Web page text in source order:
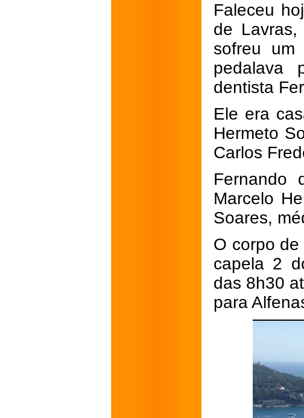
Faleceu
de
sofreu
pedalava
dentista
Ele era
Hermeto
Carlos
Fernando
Marcelo
Soares,
O corpo
capela 2
das 8h30
para